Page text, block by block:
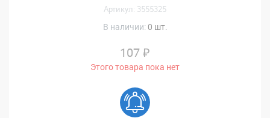
Артикул: 3555325
В наличии: 0 шт.
107 ₽
Этого товара пока нет